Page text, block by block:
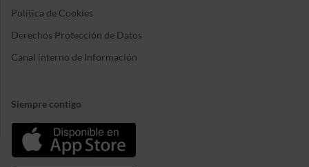
Política de Cookies
Derechos Protección de Datos
Canal interno de Información
Siempre contigo